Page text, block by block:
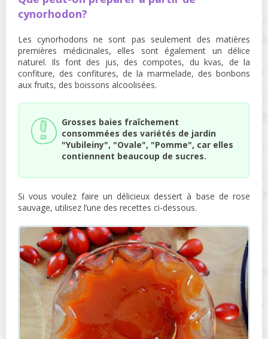
cynorhodon?
Les cynorhodons ne sont pas seulement des matières
premières médicinales, elles sont également un délice
naturel. Ils font des jus, des compotes, du kvas, de la
confiture, des confitures, de la marmelade, des bonbons
aux fruits, des boissons alcoolisées.
Grosses baies fraîchement
consommées des variétés de jardin
"Yubileiny", "Ovale", "Pomme", car elles
contiennent beaucoup de sucres.
Si vous voulez faire un délicieux dessert à base de rose
sauvage, utilisez l’une des recettes ci-dessous.